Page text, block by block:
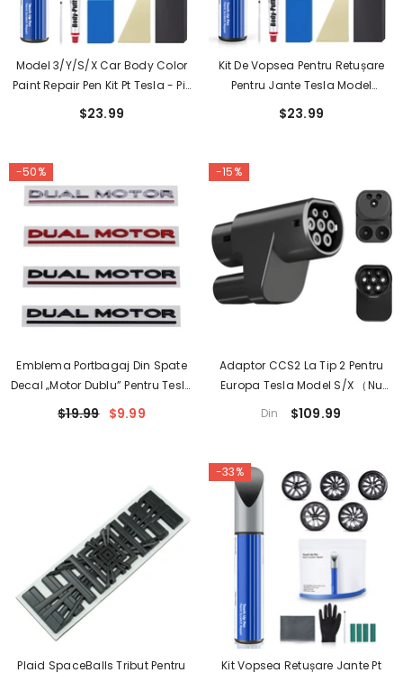
Model 3/Y/S/X Car Body Color
Paint Repair Pen Kit Pt Tesla - Pix
Original OEM Pentru Vopsea
$23.99
Kit De Vopsea Pentru Retușare
Pentru Jante Tesla Model
3/Y/S/X - Reparare Bricolaj
$23.99
-50%
Emblema Portbagaj Din Spate
Decal „Motor Dublu” Pentru Tesla
Toate Model 3 Y S X
$19.99 $9.99
-15%
Adaptor CCS2 La Tip 2 Pentru
Europa Tesla Model S/X （Nu
Este Compatibil Cu Non-Tesla
Din $109.99
Plaid SpaceBalls Tribut Pentru
-33%
Kit Vopsea Retușare Jante Pt